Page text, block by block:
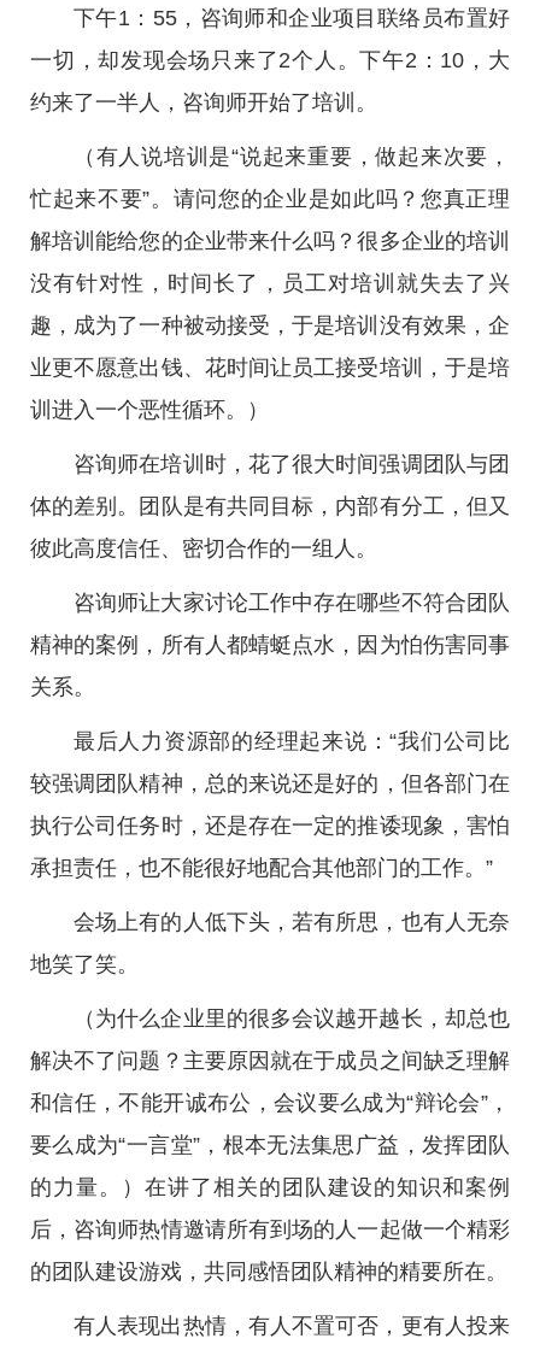
下午1：55，咨询师和企业项目联络员布置好
一切，却发现会场只来了2个人。下午2：10，大
约来了一半人，咨询师开始了培训。
（有人说培训是“说起来重要，做起来次要，
忙起来不要”。请问您的企业是如此吗？您真正理
解培训能给您的企业带来什么吗？很多企业的培训
没有针对性，时间长了，员工对培训就失去了兴
趣，成为了一种被动接受，于是培训没有效果，企
业更不愿意出钱、花时间让员工接受培训，于是培
训进入一个恶性循环。）
咨询师在培训时，花了很大时间强调团队与团
体的差别。团队是有共同目标，内部有分工，但又
彼此高度信任、密切合作的一组人。
咨询师让大家讨论工作中存在哪些不符合团队
精神的案例，所有人都蜻蜓点水，因为怕伤害同事
关系。
最后人力资源部的经理起来说：“我们公司比
较强调团队精神，总的来说还是好的，但各部门在
执行公司任务时，还是存在一定的推诿现象，害怕
承担责任，也不能很好地配合其他部门的工作。”
会场上有的人低下头，若有所思，也有人无奈
地笑了笑。
（为什么企业里的很多会议越开越长，却总也
解决不了问题？主要原因就在于成员之间缺乏理解
和信任，不能开诚布公，会议要么成为“辩论会”，
要么成为“一言堂”，根本无法集思广益，发挥团队
的力量。）在讲了相关的团队建设的知识和案例
后，咨询师热情邀请所有到场的人一起做一个精彩
的团队建设游戏，共同感悟团队精神的精要所在。
有人表现出热情，有人不置可否，更有人投来